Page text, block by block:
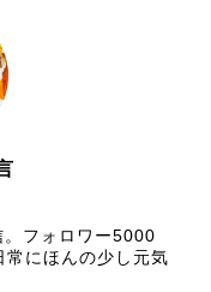
フォロワー5000
にほんの少し元気